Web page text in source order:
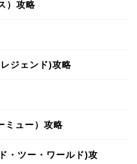
）攻略
ジェンド)攻略
ミュー）攻略
ツー・ワールド)攻